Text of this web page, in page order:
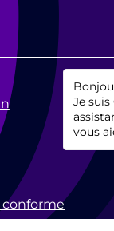
conforme
Je
vous